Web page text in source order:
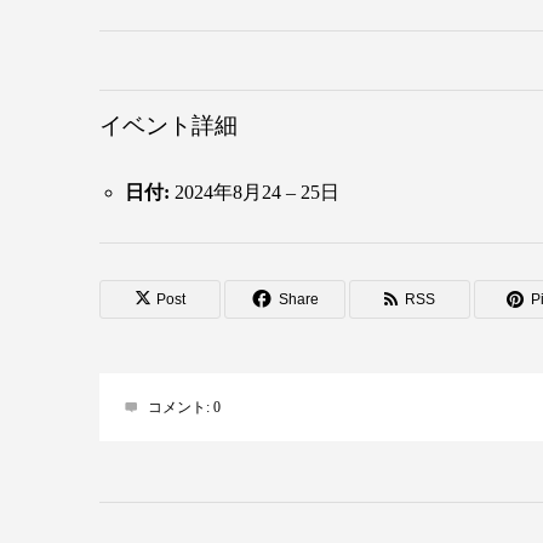
イベント詳細
日付: 2024年8月24– 25日
Post Share RSS
コメント: 0